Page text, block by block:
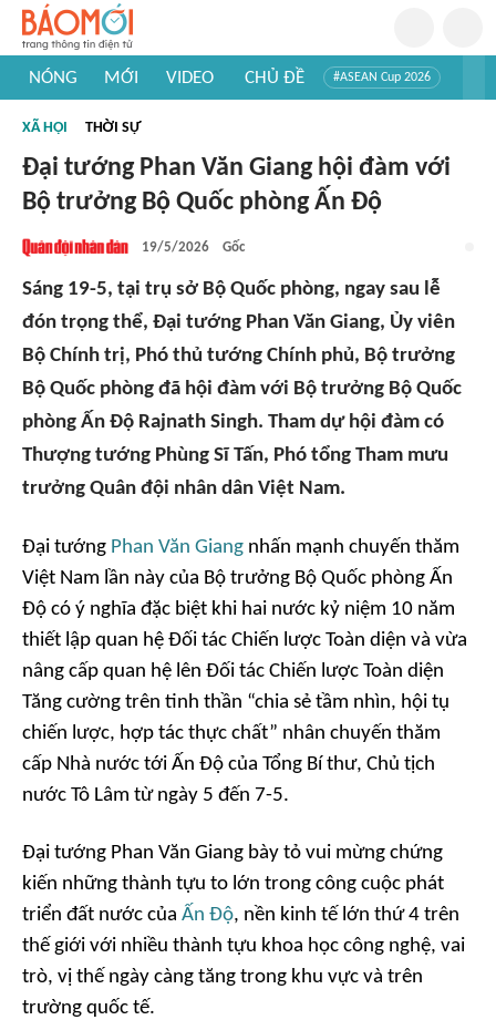
NÓNG MỚI VIDEO CHỦ ĐỀ #ASEAN Cup 2026
#Khám phá thế giới
XÃ HỘI THỜI SỰ
Đại tướng Phan Văn Giang hội đàm với
Bộ trưởng Bộ Quốc phòng Ấn Độ
19/5/2026 Gốc
Sáng 19-5, tại trụ sở Bộ Quốc phòng, ngay sau lễ
đón trọng thể, Đại tướng Phan Văn Giang, Ủy viên
Bộ Chính trị, Phó thủ tướng Chính phủ, Bộ trưởng
Bộ Quốc phòng đã hội đàm với Bộ trưởng Bộ Quốc
phòng Ấn Độ Rajnath Singh. Tham dự hội đàm có
Thượng tướng Phùng Sĩ Tấn, Phó tổng Tham mưu
trưởng Quân đội nhân dân Việt Nam.
Đại tướng Phan Văn Giang nhấn mạnh chuyến thăm
Việt Nam lần này của Bộ trưởng Bộ Quốc phòng Ấn
Độ có ý nghĩa đặc biệt khi hai nước kỷ niệm 10 năm
thiết lập quan hệ Đối tác Chiến lược Toàn diện và vừa
nâng cấp quan hệ lên Đối tác Chiến lược Toàn diện
Tăng cường trên tinh thần “chia sẻ tầm nhìn, hội tụ
chiến lược, hợp tác thực chất” nhân chuyến thăm
cấp Nhà nước tới Ấn Độ của Tổng Bí thư, Chủ tịch
nước Tô Lâm từ ngày 5 đến 7-5.
Đại tướng Phan Văn Giang bày tỏ vui mừng chứng
kiến những thành tựu to lớn trong công cuộc phát
triển đất nước của Ấn Độ, nền kinh tế lớn thứ 4 trên
thế giới với nhiều thành tựu khoa học công nghệ, vai
trò, vị thế ngày càng tăng trong khu vực và trên
trường quốc tế.